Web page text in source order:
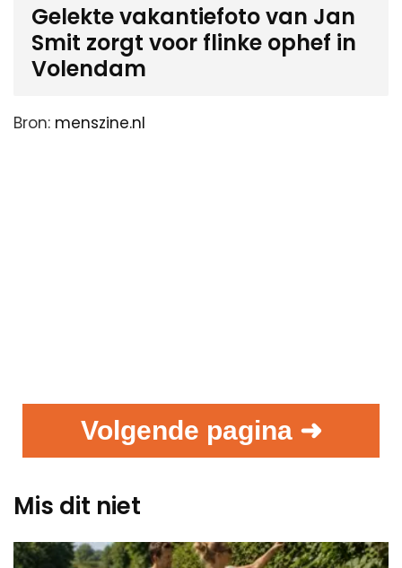
Gelekte vakantiefoto van Jan
Smit zorgt voor flinke ophef in
Volendam
Bron: menszine.nl
Volgende pagina ➜
Mis dit niet